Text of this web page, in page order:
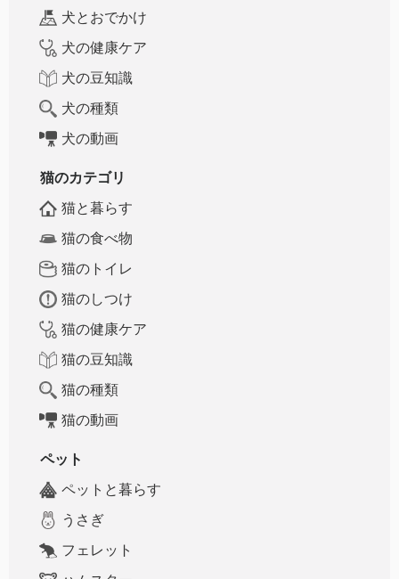
犬とおでかけ
犬の健康ケア
犬の豆知識
犬の種類
犬の動画
猫のカテゴリ
猫と暮らす
猫の食べ物
猫のトイレ
猫のしつけ
猫の健康ケア
猫の豆知識
猫の種類
猫の動画
ペット
ペットと暮らす
うさぎ
フェレット